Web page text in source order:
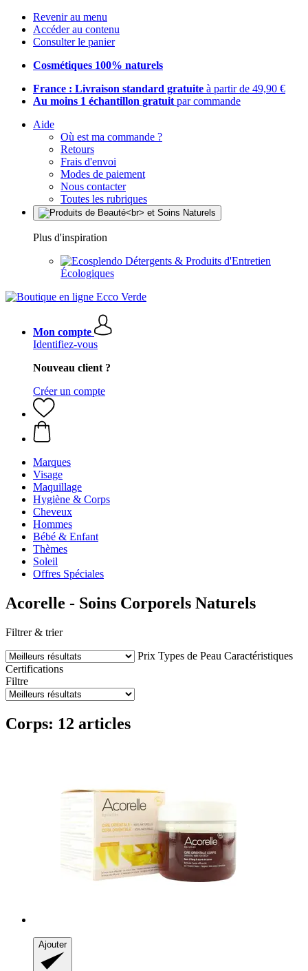
Revenir au menu
Accéder au contenu
Consulter le panier
Cosmétiques 100% naturels
France : Livraison standard gratuite à partir de 49,90 €
Au moins 1 échantillon gratuit par commande
Aide
Où est ma commande ?
Retours
Frais d'envoi
Modes de paiement
Nous contacter
Toutes les rubriques
Plus d'inspiration
Détergents & Produits d'Entretien
Écologiques
Mon compte
Identifiez-vous
Nouveau client ?
Créer un compte
Marques
Visage
Maquillage
Hygiène & Corps
Cheveux
Hommes
Bébé & Enfant
Thèmes
Soleil
Offres Spéciales
Acorelle - Soins Corporels Naturels
Filtrer & trier
Prix Types de Peau Caractéristiques
Certifications
Filtre
Corps: 12 articles
Ajouter